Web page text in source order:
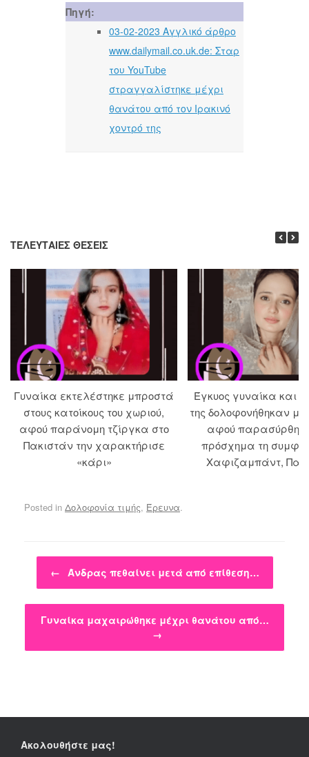
Πηγή:
03-02-2023 Αγγλικό άρθρο
www.dailymail.co.uk.de: Σταρ
του YouTube
στραγγαλίστηκε μέχρι
θανάτου από τον Ιρακινό
χοντρό της
ΤΕΛΕΥΤΑΊΕΣ ΘΈΣΕΙΣ
Γυναίκα εκτελέστηκε μπροστά
στους κατοίκους του χωριού,
αφού παράνομη τζίργκα στο
Πακιστάν την χαρακτήρισε
«κάρι»
Έγκυος γυναίκα και ο
της δολοφονήθηκαν
αφού
πρόσχημα τη
Χαφιζαμπάντ,
Posted in Δολοφονία τιμής, Έρευνα.
Post navigation
← Άνδρας πεθαίνει μετά από επίθεση…
Γυναίκα μαχαιρώθηκε μέχρι θανάτου από…
→
Ακολουθήστε μας!